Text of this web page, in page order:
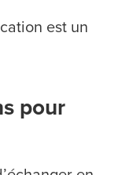
est un
pour